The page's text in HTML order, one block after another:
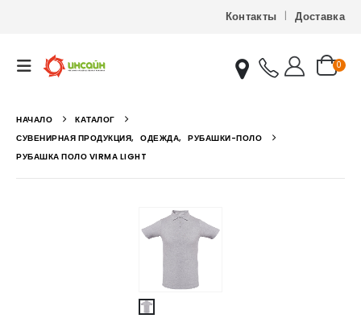
Контакты Доставка
0
НАЧАЛО
КАТАЛОГ
СУВЕНИРНАЯ ПРОДУКЦИЯ, ОДЕЖДА, РУБАШКИ-ПОЛО
РУБАШКА ПОЛО VIRMA LIGHT